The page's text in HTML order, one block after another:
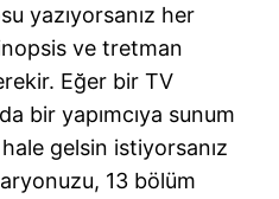
yazıyorsanız her
ve tretman
Eğer bir TV
bir yapımcıya sunum
gelsin istiyorsanız
13 bölüm